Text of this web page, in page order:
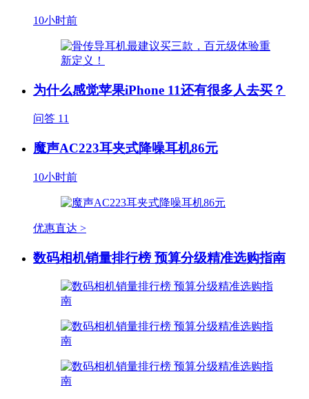
10小时前
为什么感觉苹果iPhone 11还有很多人去买？
问答 11
魔声AC223耳夹式降噪耳机86元
10小时前
优惠直达 >
数码相机销量排行榜 预算分级精准选购指南